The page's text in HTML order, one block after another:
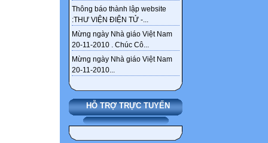
Thông báo thành lập website
:THƯ VIỆN ĐIỆN TỬ -...
Mừng ngày Nhà giáo Việt Nam
20-11-2010 . Chúc Cô...
Mừng ngày Nhà giáo Việt Nam
20-11-2010...
HỖ TRỢ TRỰC TUYẾN